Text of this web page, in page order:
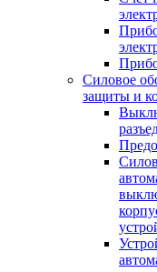
Силовое
защиты и